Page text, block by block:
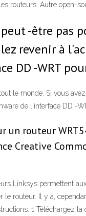
routeurs. Autre open-
-être pas
revenir à
DD -WRT
le monde. Si vous
de l'interface DD -
routeur
Creative
Linksys permettent
le routeur. Il y a,
1 Téléchargez